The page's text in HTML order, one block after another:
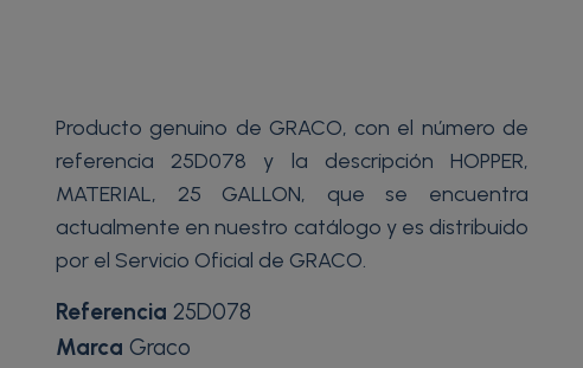
Producto genuino de GRACO, con el número de
referencia 25D078 y la descripción HOPPER,
MATERIAL, 25 GALLON, que se encuentra
actualmente en nuestro catálogo y es distribuido
por el Servicio Oficial de GRACO.
Referencia 25D078
Marca Graco